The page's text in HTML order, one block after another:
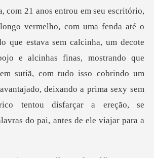
com 21 anos entrou em seu escritório,
vermelho, com uma fenda até o
que estava sem calcinha, um decote
e alcinhas finas, mo